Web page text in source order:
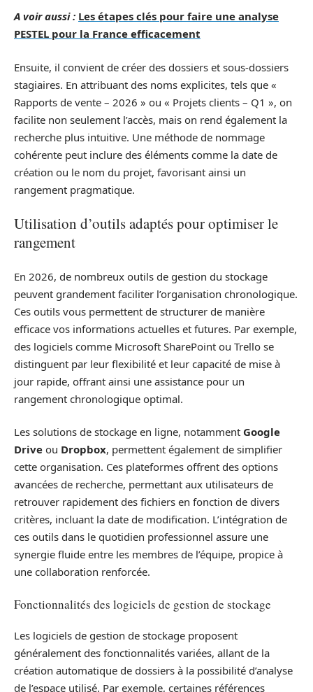
A voir aussi : Les étapes clés pour faire une analyse
PESTEL pour la France efficacement
Ensuite, il convient de créer des dossiers et sous-dossiers
stagiaires. En attribuant des noms explicites, tels que «
Rapports de vente – 2026 » ou « Projets clients – Q1 », on
facilite non seulement l’accès, mais on rend également la
recherche plus intuitive. Une méthode de nommage
cohérente peut inclure des éléments comme la date de
création ou le nom du projet, favorisant ainsi un
rangement pragmatique.
Utilisation d’outils adaptés pour optimiser le
rangement
En 2026, de nombreux outils de gestion du stockage
peuvent grandement faciliter l’organisation chronologique.
Ces outils vous permettent de structurer de manière
efficace vos informations actuelles et futures. Par exemple,
des logiciels comme Microsoft SharePoint ou Trello se
distinguent par leur flexibilité et leur capacité de mise à
jour rapide, offrant ainsi une assistance pour un
rangement chronologique optimal.
Les solutions de stockage en ligne, notamment Google
Drive ou Dropbox, permettent également de simplifier
cette organisation. Ces plateformes offrent des options
avancées de recherche, permettant aux utilisateurs de
retrouver rapidement des fichiers en fonction de divers
critères, incluant la date de modification. L’intégration de
ces outils dans le quotidien professionnel assure une
synergie fluide entre les membres de l’équipe, propice à
une collaboration renforcée.
Fonctionnalités des logiciels de gestion de stockage
Les logiciels de gestion de stockage proposent
généralement des fonctionnalités variées, allant de la
création automatique de dossiers à la possibilité d’analyse
de l’espace utilisé. Par exemple, certaines références